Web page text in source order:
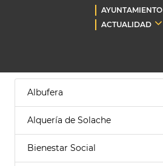
AYUNTAMIENTO
ACTUALIDAD
Albufera
Alquería de Solache
Bienestar Social